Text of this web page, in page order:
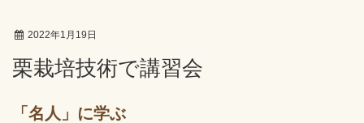
2022年1月19日
栗栽培技術で講習会
「名人」に学ぶ